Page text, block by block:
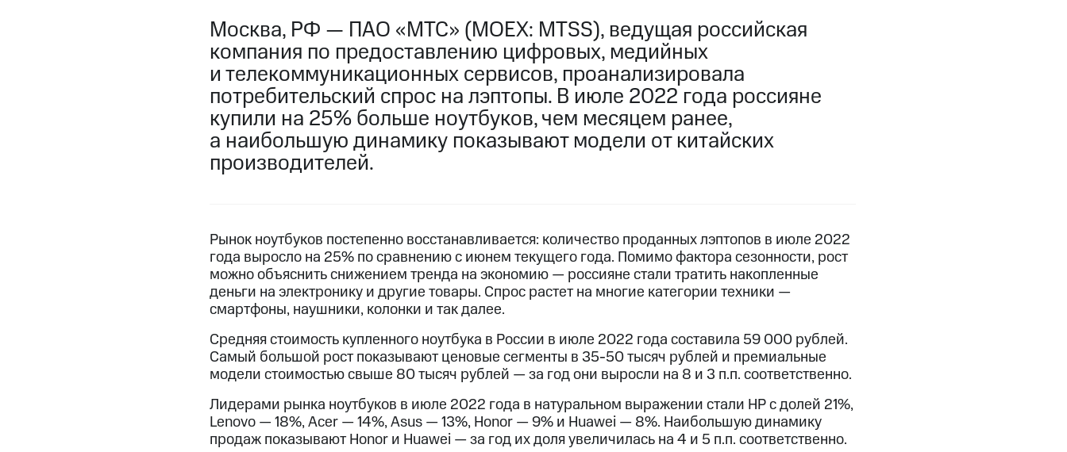
Москва, РФ — ПАО «МТС» (MOEX: MTSS), ведущая российская
компания по предоставлению цифровых, медийных
и телекоммуникационных сервисов, проанализировала
потребительский спрос на лэптопы. В июле 2022 года россияне
купили на 25% больше ноутбуков, чем месяцем ранее,
а наибольшую динамику показывают модели от китайских
производителей.
Рынок ноутбуков постепенно восстанавливается: количество проданных лэптопов в июле 2022
года выросло на 25% по сравнению с июнем текущего года. Помимо фактора сезонности, рост
можно объяснить снижением тренда на экономию — россияне стали тратить накопленные
деньги на электронику и другие товары. Спрос растет на многие категории техники —
смартфоны, наушники, колонки и так далее.
Средняя стоимость купленного ноутбука в России в июле 2022 года составила 59 000 рублей.
Самый большой рост показывают ценовые сегменты в 35-50 тысяч рублей и премиальные
модели стоимостью свыше 80 тысяч рублей — за год они выросли на 8 и 3 п.п. соответственно.
Лидерами рынка ноутбуков в июле 2022 года в натуральном выражении стали HP с долей 21%,
Lenovo — 18%, Acer — 14%, Asus — 13%, Honor — 9% и Huawei — 8%. Наибольшую динамику
продаж показывают Honor и Huawei — за год их доля увеличилась на 4 и 5 п.п. соответственно.